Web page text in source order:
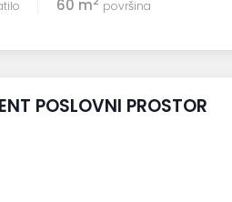
60 m površina
POSLOVNI PROSTOR